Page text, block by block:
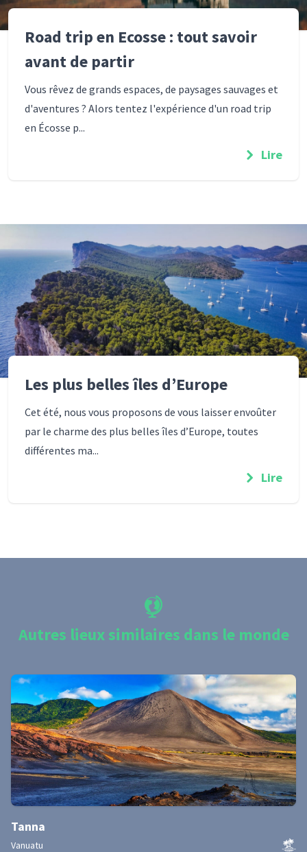
Road trip en Ecosse : tout savoir
avant de partir
Vous rêvez de grands espaces, de paysages sauvages et
d'aventures ? Alors tentez l'expérience d'un road trip
en Écosse p...
Lire
Les plus belles îles d’Europe
Cet été, nous vous proposons de vous laisser envoûter
par le charme des plus belles îles d’Europe, toutes
différentes ma...
Lire
Autres lieux similaires dans le monde
Tanna
Vanuatu